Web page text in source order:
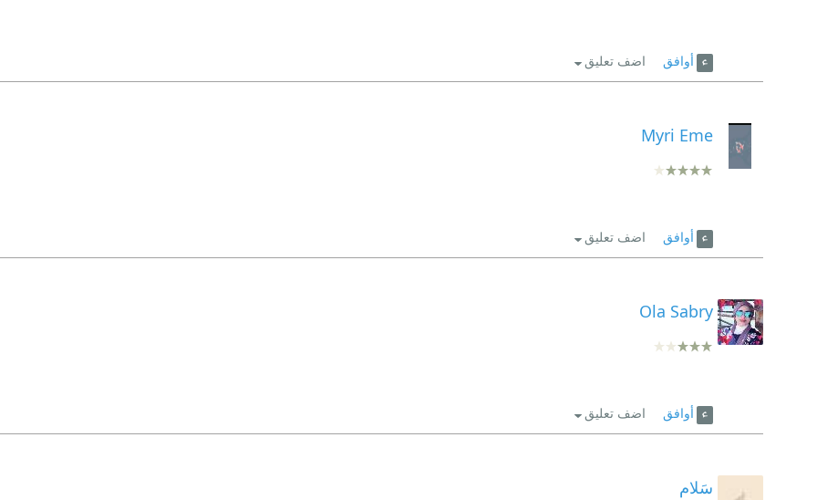
أوافق اضف تعليق
Myri Eme
أوافق اضف تعليق
Ola Sabry
أوافق اضف تعليق
سَلام